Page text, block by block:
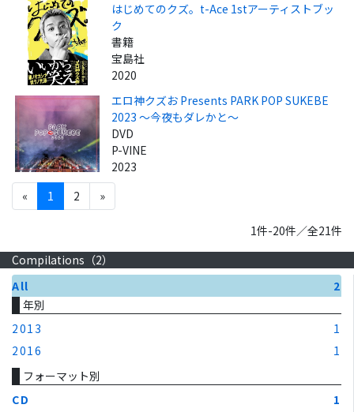
はじめてのクズ。t-Ace 1stアーティストブッ
ク
書籍
宝島社
2020
エロ神クズお Presents PARK POP SUKEBE
2023 ～今夜もダレかと～
DVD
P-VINE
2023
«
1 2 »
1件-20件／全21件
Compilations（2）
All
2
年別
2013
1
2016
1
フォーマット別
CD
1